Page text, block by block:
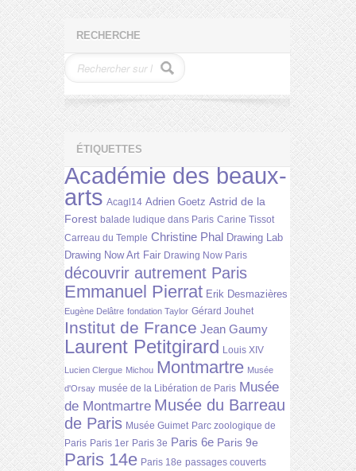
RECHERCHE
ÉTIQUETTES
Académie des beaux-
arts Acagl14 Adrien Goetz Astrid de la
Forest balade ludique dans Paris Carine Tissot
Carreau du Temple Christine Phal Drawing Lab
Drawing Now Art Fair Drawing Now Paris
découvrir autrement Paris
Emmanuel Pierrat Erik Desmazières
Eugène Delâtre fondation Taylor Gérard Jouhet
Institut de France Jean Gaumy
Laurent Petitgirard Louis XIV
Lucien Clergue Michou Montmartre Musée
d'Orsay musée de la Libération de Paris Musée
de Montmartre Musée du Barreau
de Paris Musée Guimet Parc zoologique de
Paris Paris 1er Paris 3e Paris 6e Paris 9e
Paris 14e Paris 18e passages couverts